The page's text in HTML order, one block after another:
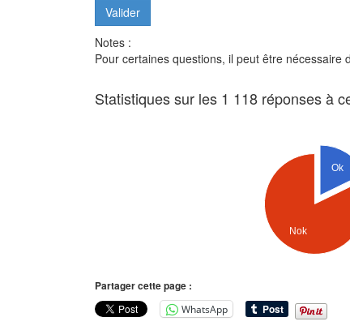
Notes :
Pour certaines questions, il peut être
Statistiques sur les 1 118 réponses à
Ok
Nok
Partager cette page :
WhatsApp